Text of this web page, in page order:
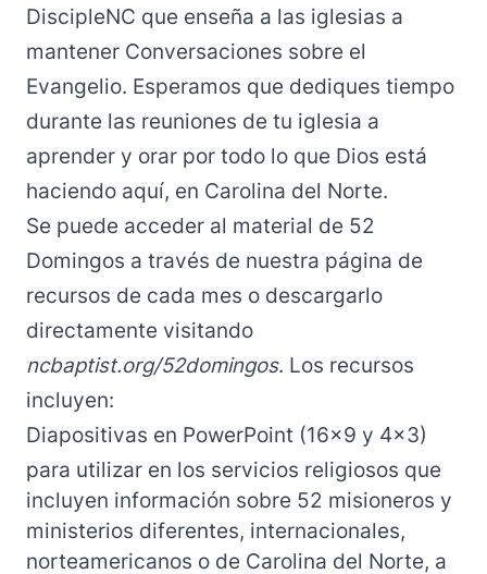
DiscipleNC que enseña a las iglesias a
mantener Conversaciones sobre el
Evangelio. Esperamos que dediques tiempo
durante las reuniones de tu iglesia a
aprender y orar por todo lo que Dios está
haciendo aquí, en Carolina del Norte.
Se puede acceder al material de 52
Domingos a través de nuestra página de
recursos de cada mes o descargarlo
directamente visitando
ncbaptist.org/52domingos. Los recursos
incluyen:
Diapositivas en PowerPoint (16×9 y 4×3)
para utilizar en los servicios religiosos que
incluyen información sobre 52 misioneros y
ministerios diferentes, internacionales,
norteamericanos o de Carolina del Norte, a